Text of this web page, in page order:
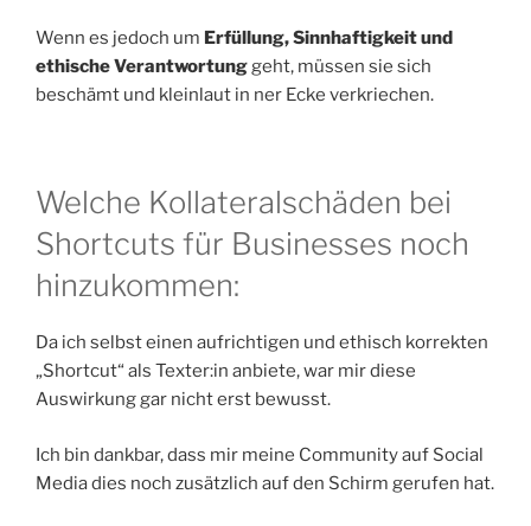
Wenn es jedoch um Erfüllung, Sinnhaftigkeit und
ethische Verantwortunggeht, müssen sie sich
beschämt und kleinlaut in ner Ecke verkriechen.
Welche Kollateralschäden bei
Shortcuts für Businesses noch
hinzukommen:
Da ich selbst einen aufrichtigen und ethisch korrekten
„Shortcut“ als Texter:in anbiete, war mir diese
Auswirkung gar nicht erst bewusst.
Ich bin dankbar, dass mir meine Community auf Social
Media dies noch zusätzlich auf den Schirm gerufen hat.